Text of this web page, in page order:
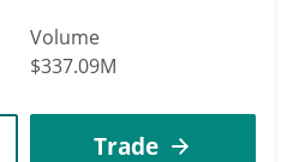
Volume
$337.09M
Trade